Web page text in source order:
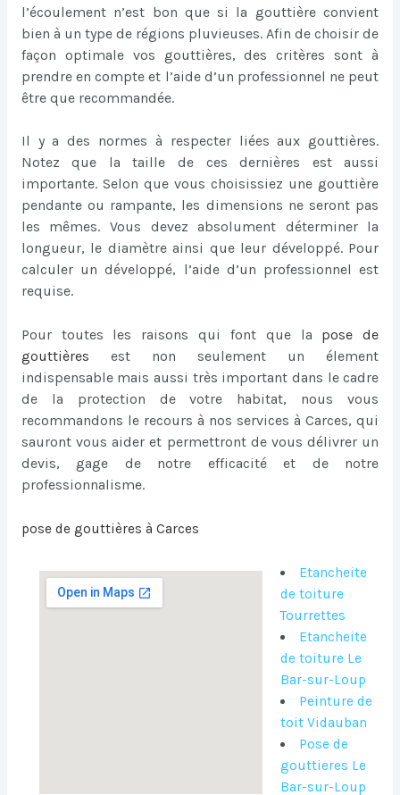
l’écoulement n’est bon que si la gouttière convient
bien à un type de régions pluvieuses. Afin de choisir de
façon optimale vos gouttières, des critères sont à
prendre en compte et l’aide d’un professionnel ne peut
être que recommandée.
Il y a des normes à respecter liées aux gouttières.
Notez que la taille de ces dernières est aussi
importante. Selon que vous choisissiez une gouttière
pendante ou rampante, les dimensions ne seront pas
les mêmes. Vous devez absolument déterminer la
longueur, le diamètre ainsi que leur développé. Pour
calculer un développé, l’aide d’un professionnel est
requise.
Pour toutes les raisons qui font que la pose de
gouttières
est non seulement un élement
indispensable mais aussi très important dans le cadre
de la protection de votre habitat, nous vous
recommandons le recours à nos services à Carces, qui
sauront vous aider et permettront de vous délivrer un
devis, gage de notre efficacité et de notre
professionnalisme.
pose de gouttières à Carces
Etancheite
de toiture
Tourrettes
Etancheite
de toiture Le
Bar-sur-Loup
Peinture de
toit Vidauban
Pose de
gouttieres Le
Bar-sur-Loup